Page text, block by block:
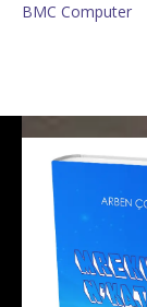
BMC Computer